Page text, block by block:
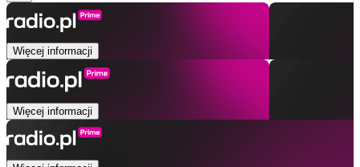
Więcej informacji
Więcej informacji